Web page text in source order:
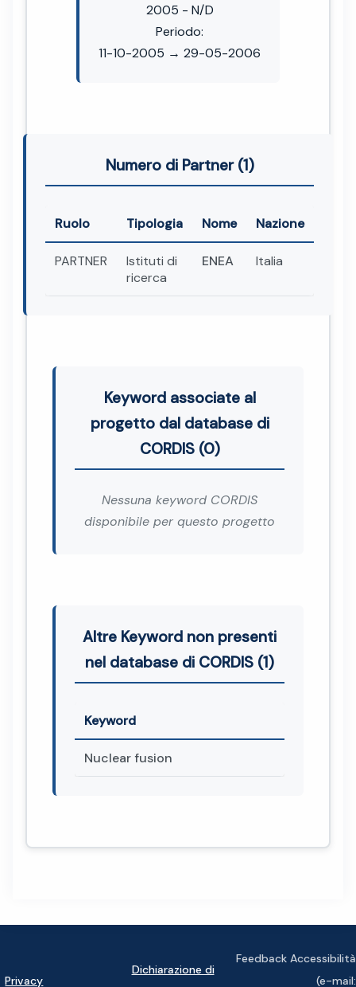
2005 - N/D
Periodo:
11-10-2005 → 29-05-2006
Numero di Partner (1)
Ruolo Tipologia Nome Nazione
PARTNER
Istituti di
ricerca
ENEA Italia
Keyword associate al
progetto dal database di
CORDIS (0)
Nessuna keyword CORDIS
disponibile per questo progetto
Altre Keyword non presenti
nel database di CORDIS (1)
Keyword
Nuclear fusion
Privacy
Dichiarazione di
Feedback Accessibilità
(e-mail: